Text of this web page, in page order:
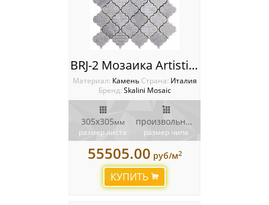
BRJ-2 Мозаика Artistic Stone Burj
Материал: Камень Cтрана: Италия
Бренд: Skalini Mosaic
305x305мм
размер листа
произвольной формы
размер чипа
55505.00 руб/м2
КУПИТЬ